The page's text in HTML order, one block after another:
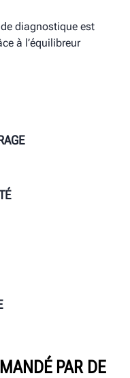
diagnostique est
à l’équilibreur
rond, ce qui ne
lors
ateliers.
PAR DE